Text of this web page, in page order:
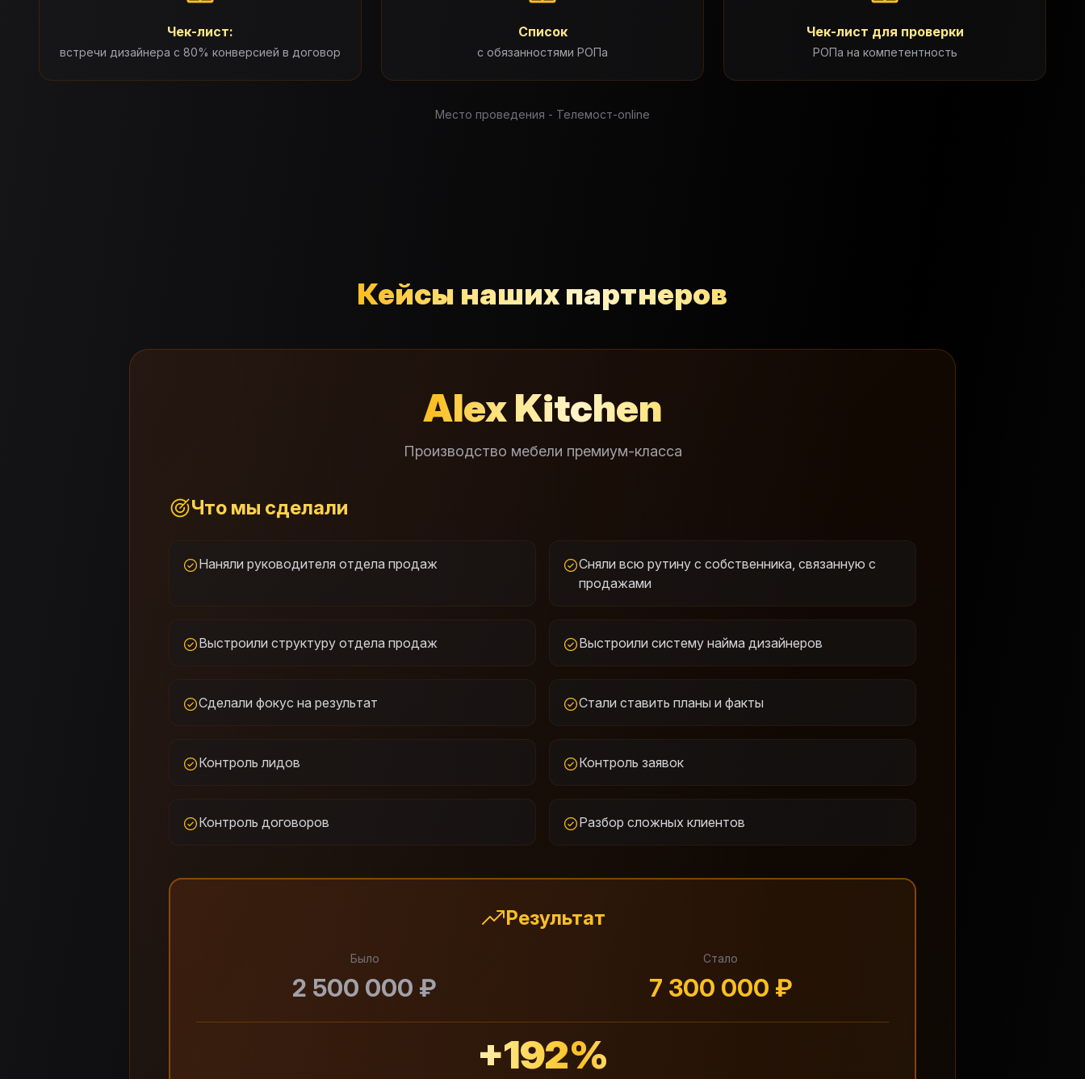
Чек-лист:
встречи дизайнера с 80% конверсией в договор
Список
с обязанностями РОПа
Чек-лист для проверки
РОПа на компетентность
Место проведения - Телемост-online
Кейсы наших партнеров
Alex Kitchen
Производство мебели премиум-класса
Что мы сделали
Наняли руководителя отдела продаж
Сняли всю рутину с собственника, связанную с
продажами
Выстроили структуру отдела продаж Выстроили систему найма дизайнеров
Сделали фокус на результат Стали ставить планы и факты
Контроль лидов Контроль заявок
Контроль договоров Разбор сложных клиентов
Результат
Было
2 500 000 ₽
Стало
7 300 000 ₽
+192%